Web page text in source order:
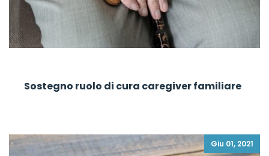
Sostegno ruolo di cura caregiver familiare
Giu 01, 2021